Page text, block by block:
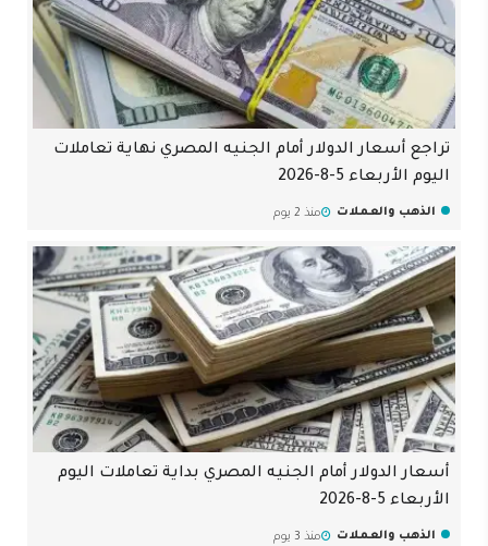
تراجع أسعار الدولار أمام الجنيه المصري نهاية تعاملات
اليوم الأربعاء 5-8-2026
الذهب والعملات منذ 2 يوم
أسعار الدولار أمام الجنيه المصري بداية تعاملات اليوم
الأربعاء 5-8-2026
الذهب والعملات منذ 3 يوم